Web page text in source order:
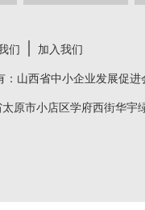
们
加入我们
：山西省中小企业发展促
原市小店区学府西街华宇